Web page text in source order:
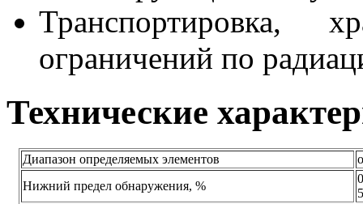
Транспортировка,
ограничений по
Технические
Диапазон определяемых элементов
Нижний предел обнаружения, %